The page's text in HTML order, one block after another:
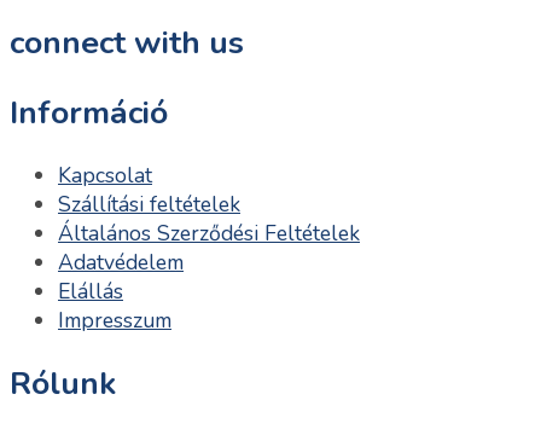
connect with us
Információ
Kapcsolat
Szállítási feltételek
Általános Szerződési Feltételek
Adatvédelem
Elállás
Impresszum
Rólunk